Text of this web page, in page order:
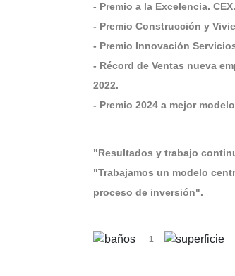
- Premio a la Excelencia. CEX.
- Premio Construcción y
- Premio Innovación
- Récord de Ventas nueva
2022.
- Premio 2024 a mejor
"Resultados y trabajo
"Trabajamos un modelo
proceso de inversión".
1